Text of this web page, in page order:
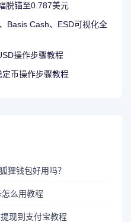
脱锚至0.787美元
Basis Cash、ESD可视化全
操作步骤教程
币操作步骤教程
狸钱包好用吗？
么用教程
现到支付宝教程